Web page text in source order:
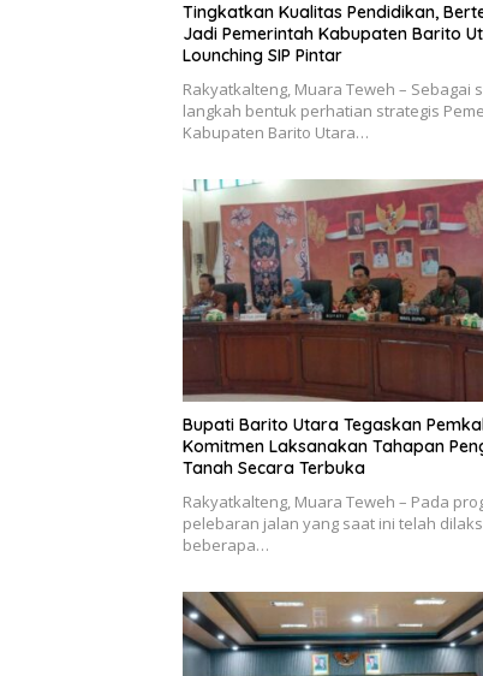
Tingkatkan Kualitas Pendidikan,
Jadi Pemerintah Kabupaten Barito
Lounching SIP Pintar
Rakyatkalteng, Muara Teweh – Sebagai
langkah bentuk perhatian strategis
Kabupaten Barito Utara…
Bupati Barito Utara Tegaskan
Komitmen Laksanakan Tahapan
Tanah Secara Terbuka
Rakyatkalteng, Muara Teweh – Pada
pelebaran jalan yang saat ini telah
beberapa…